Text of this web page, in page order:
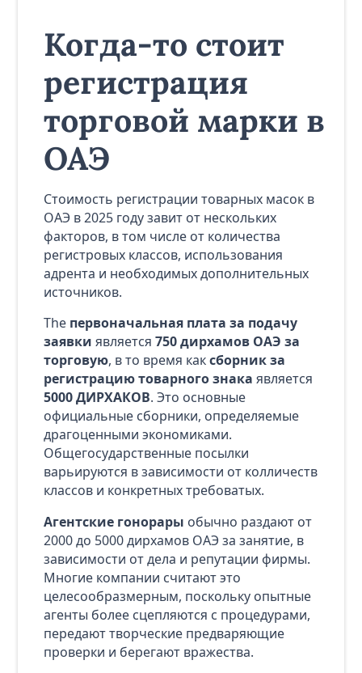
Когда-то стоит
регистрация
торговой марки в
ОАЭ
Стоимость регистрации товарных масок в
ОАЭ в 2025 году завит от нескольких
факторов, в том числе от количества
регистровых классов, использования
адрента и необходимых дополнительных
источников.
The первоначальная плата за подачу
заявки является 750 дирхамов ОАЭ за
торговую, в то время каксборник за
регистрацию товарного знака является
5000 ДИРХАКОВ. Это основные
официальные сборники, определяемые
драгоценными экономиками.
Общегосударственные посылки
варьируются в зависимости от колличеств
классов и конкретных требоватых.
Агентские гонорары обычно раздают от
2000 до 5000 дирхамов ОАЭ за занятие, в
зависимости от дела и репутации фирмы.
Многие компании считают это
целесообразмерным, поскольку опытные
агенты более сцепляются с процедурами,
передают творческие предваряющие
проверки и берегают вражества.